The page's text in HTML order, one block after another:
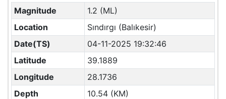
Magnitude
1.2 (ML)
Location
Sındırgı (Balıkesir)
Date(TS)
04-11-2025 19:32:46
Latitude
39.1889
Longitude
28.1736
Depth
10.54 (KM)